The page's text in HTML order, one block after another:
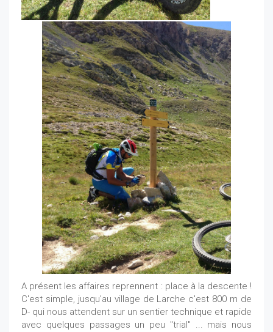
A présent les affaires reprennent : place à la descente !
C'est simple, jusqu'au village de Larche c'est 800 m de
D- qui nous attendent sur un sentier technique et rapide
avec quelques passages un peu "trial" ... mais nous